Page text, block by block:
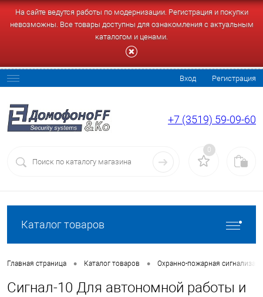
На сайте ведутся работы по модернизации. Регистрация и покупки
невозможны. Все товары доступны для ознакомления с актуальным
каталогом и ценами.
Вход Регистрация
+7 (3519) 59-09-60
0
Каталог товаров
Главная страница • Каталог товаров • Охранно-пожарная
Сигнал-10 Для автономной работы и